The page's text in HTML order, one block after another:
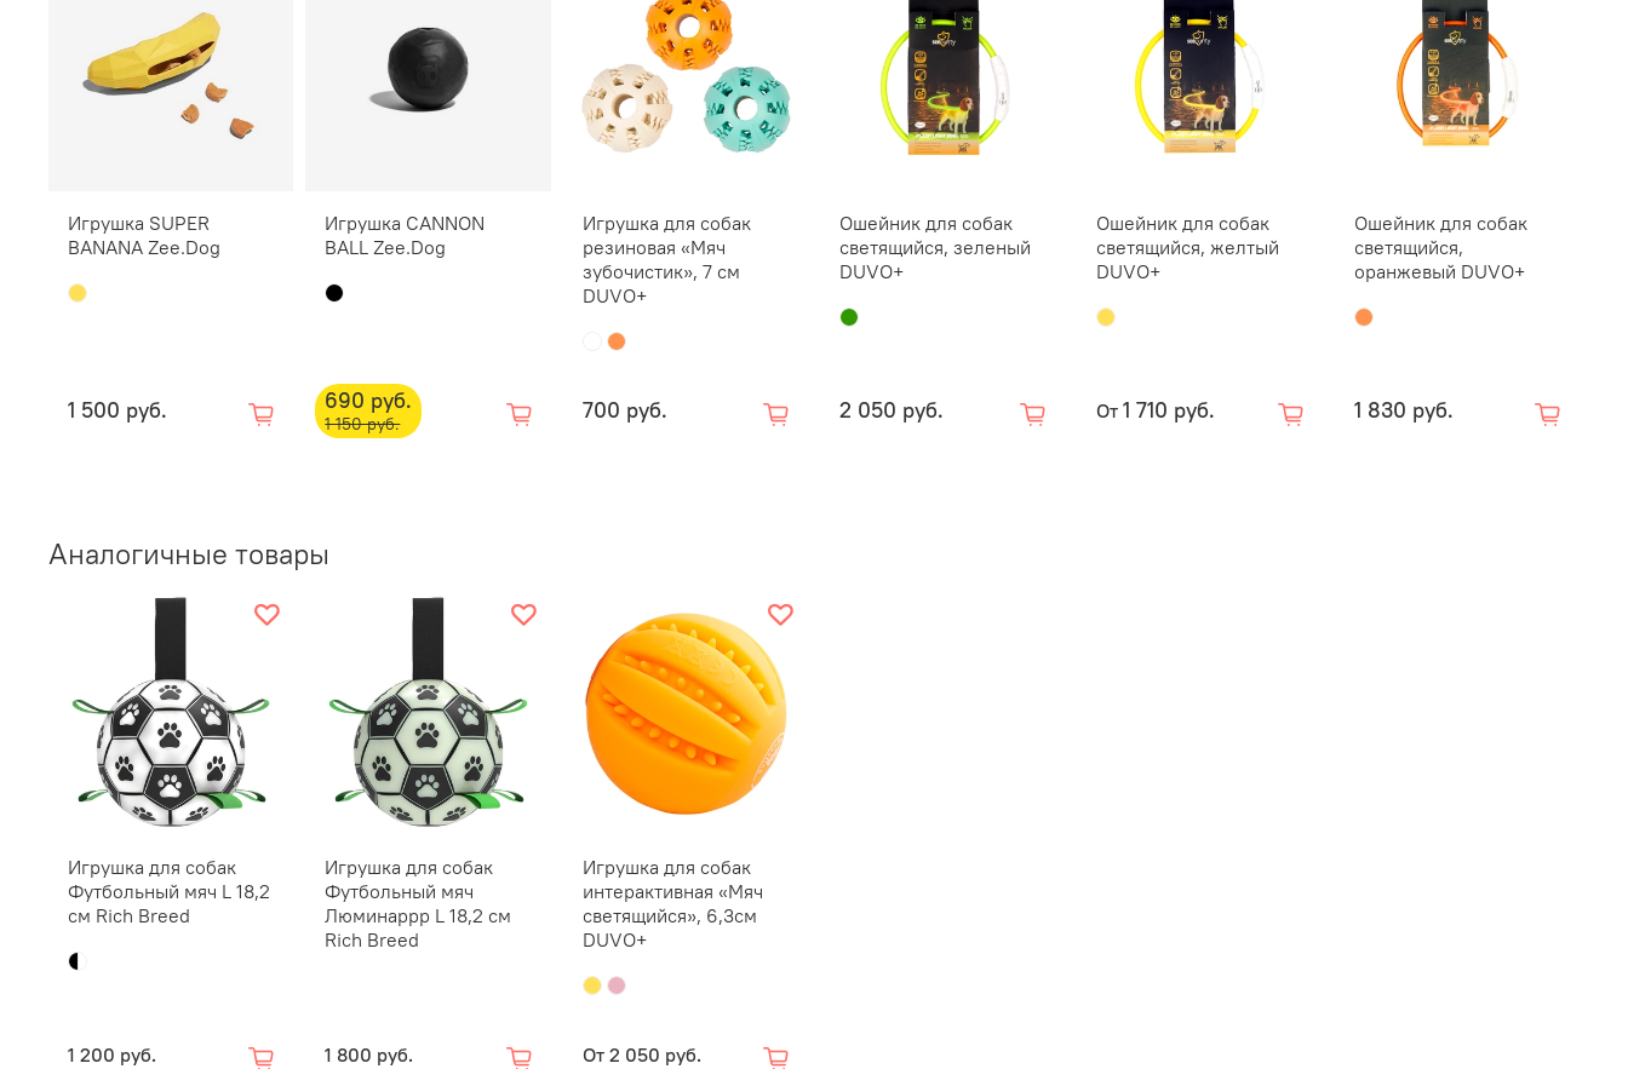
Игрушка SUPER
BANANA Zee.Dog
1 500 руб.
Игрушка CANNON
BALL Zee.Dog
690 руб.
1 150 руб.
Игрушка для собак
резиновая «Мяч
зубочистик», 7 см
DUVO+
700 руб.
Ошейник для собак
светящийся, зеленый
DUVO+
2 050 руб.
Ошейник для собак
светящийся, желтый
DUVO+
От 1 710 руб.
Ошейник для собак
светящийся,
оранжевый DUVO+
1 830 руб.
Аналогичные товары
Игрушка для собак
Футбольный мяч L 18,2
см Rich Breed
1 200 руб.
Игрушка для собак
Футбольный мяч
Люминаррр L 18,2 см
Rich Breed
1 800 руб.
Игрушка для собак
интерактивная «Мяч
светящийся», 6,3см
DUVO+
От 2 050 руб.